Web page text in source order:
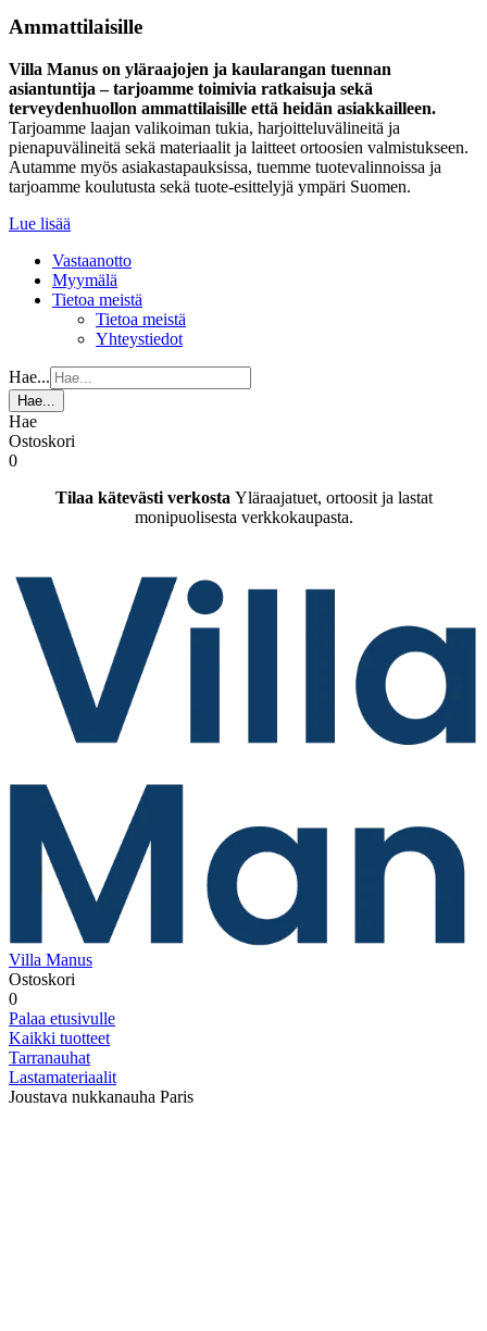
Ammattilaisille
Villa Manus on yläraajojen ja kaularangan tuennan
asiantuntija – tarjoamme toimivia ratkaisuja sekä
terveydenhuollon ammattilaisille että heidän asiakkailleen.
Tarjoamme laajan valikoiman tukia, harjoitteluvälineitä ja
pienapuvälineitä sekä materiaalit ja laitteet ortoosien valmistukseen.
Autamme myös asiakastapauksissa, tuemme tuotevalinnoissa ja
tarjoamme koulutusta sekä tuote-esittelyjä ympäri Suomen.
Lue lisää
Vastaanotto
Myymälä
Tietoa meistä
Tietoa meistä
Yhteystiedot
Hae...
Hae...
Hae
Ostoskori
0
Tilaa kätevästi verkosta Yläraajatuet, ortoosit ja lastat
monipuolisesta verkkokaupasta.
Villa Manus
Ostoskori
0
Palaa etusivulle
Kaikki tuotteet
Tarranauhat
Lastamateriaalit
Joustava nukkanauha Paris